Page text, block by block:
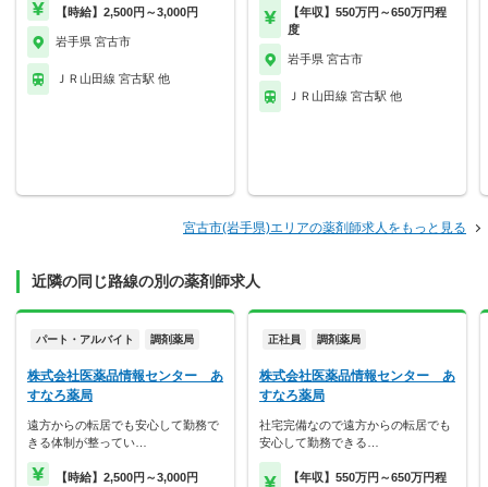
【時給】2,500円～3,000円
岩手県 宮古市
ＪＲ山田線 宮古駅 他
【年収】550万円～650万円程
度
岩手県 宮古市
ＪＲ山田線 宮古駅 他
宮古市(岩手県)エリアの薬剤師求人をもっと見る
近隣の同じ路線の別の薬剤師求人
パート・アルバイト 調剤薬局
株式会社医薬品情報センター あ
すなろ薬局
遠方からの転居でも安心して勤務で
きる体制が整ってい…
【時給】2,500円～3,000円
正社員 調剤薬局
株式会社医薬品情報センター あ
すなろ薬局
社宅完備なので遠方からの転居でも
安心して勤務できる…
【年収】550万円～650万円程